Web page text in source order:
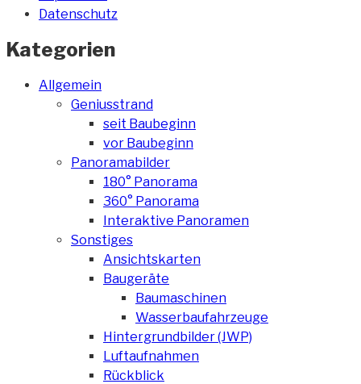
Datenschutz
Kategorien
Allgemein
Geniusstrand
seit Baubeginn
vor Baubeginn
Panoramabilder
180° Panorama
360° Panorama
Interaktive Panoramen
Sonstiges
Ansichtskarten
Baugeräte
Baumaschinen
Wasserbaufahrzeuge
Hintergrundbilder (JWP)
Luftaufnahmen
Rückblick